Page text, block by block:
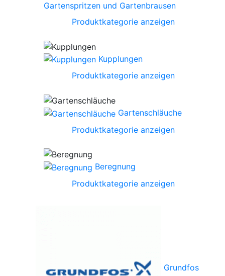
Gartenspritzen und Gartenbrausen
Produktkategorie anzeigen
Kupplungen
Produktkategorie anzeigen
Gartenschläuche
Produktkategorie anzeigen
Beregnung
Produktkategorie anzeigen
Grundfos